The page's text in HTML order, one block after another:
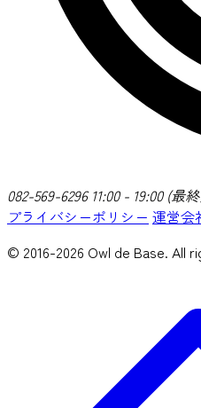
082-569-629611:00 - 19:00 (最
プライバシーポリシー 運営会
© 2016-2026 Owl de Base. All